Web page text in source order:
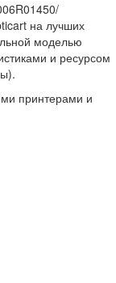
на лучших
моделью
и ресурсом
принтерами и